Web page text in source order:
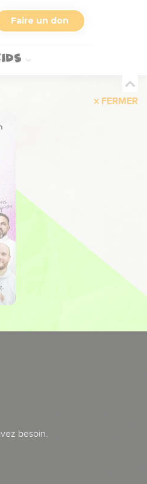
Faire un don
FERMER
besoin.